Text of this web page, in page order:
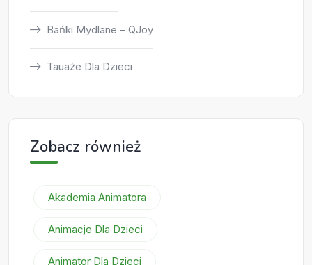
Bańki Mydlane – QJoy
Tauaże Dla Dzieci
Zobacz również
Akademia Animatora
Animacje Dla Dzieci
Animator Dla Dzieci